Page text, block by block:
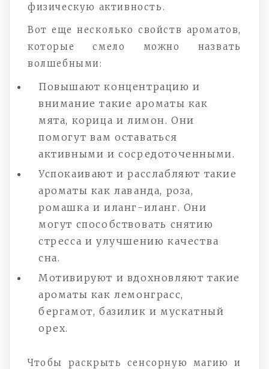
физическую активность.
Вот еще несколько свойств ароматов,
которые смело можно назвать
волшебными:
Повышают концентрацию и
внимание такие ароматы как
мята, корица и лимон. Они
помогут вам оставаться
активными и сосредоточенными.
Успокаивают и расслабляют такие
ароматы как лаванда, роза,
ромашка и иланг-иланг. Они
могут способствовать снятию
стресса и улучшению качества
сна.
Мотивируют и вдохновляют такие
ароматы как лемонграсс,
бергамот, базилик и мускатный
орех.
Чтобы раскрыть сенсорную магию и